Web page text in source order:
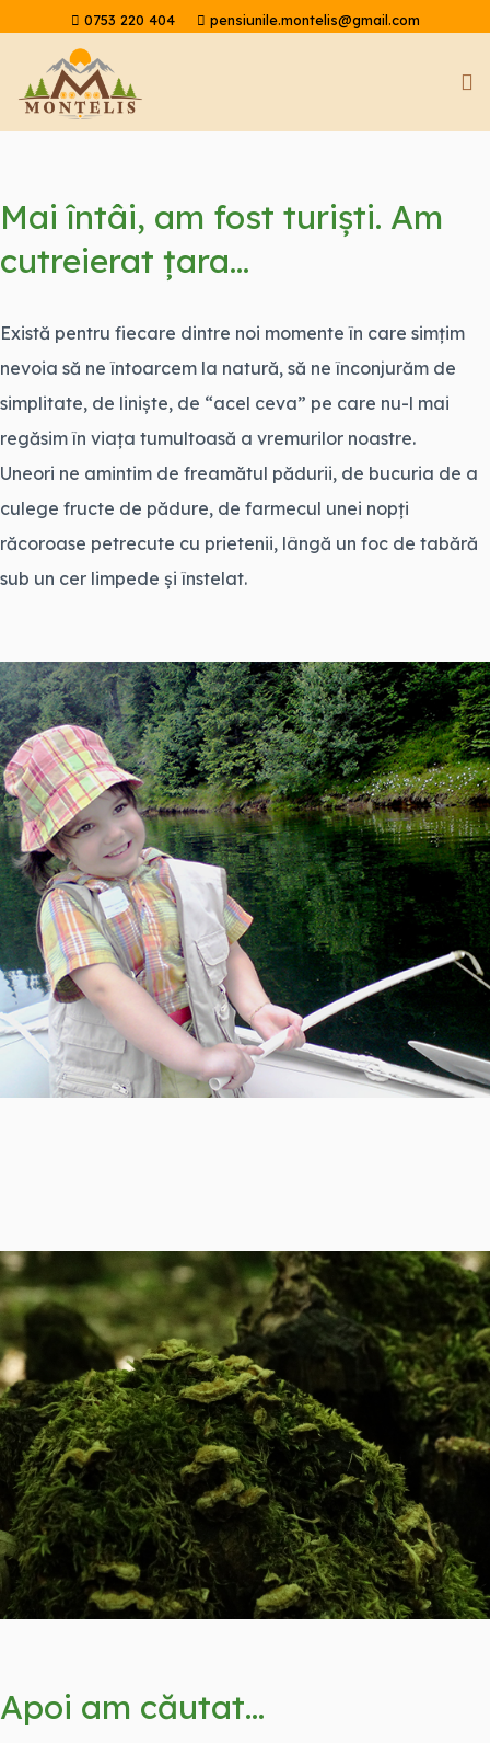
0753 220 404
pensiunile.montelis@gmail.com
Mai întâi, am fost turiști. Am
cutreierat țara...
Există pentru fiecare dintre noi momente în care simțim
nevoia să ne întoarcem la natură, să ne înconjurăm de
simplitate, de liniște, de “acel ceva” pe care nu-l mai
regăsim în viața tumultoasă a vremurilor noastre.
Uneori ne amintim de freamătul pădurii, de bucuria de a
culege fructe de pădure, de farmecul unei nopți
răcoroase petrecute cu prietenii, lângă un foc de tabără
sub un cer limpede și înstelat.
Apoi am căutat...